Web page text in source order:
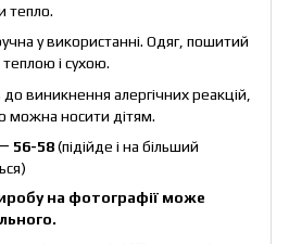
тепло.
у використанні. Одяг, пошитий
і сухою.
виникнення алергічних реакцій,
можна носити дітям.
56-58(підійде і на більший
на фотографії може